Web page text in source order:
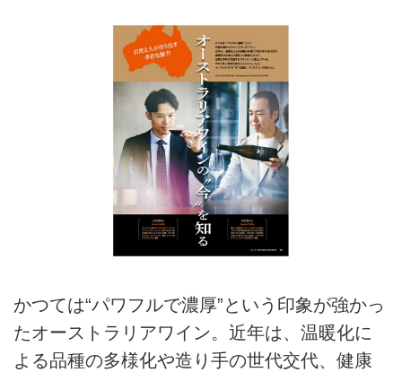
かつては“パワフルで濃厚”という印象が強かっ
たオーストラリアワイン。近年は、温暖化に
よる品種の多様化や造り手の世代交代、健康